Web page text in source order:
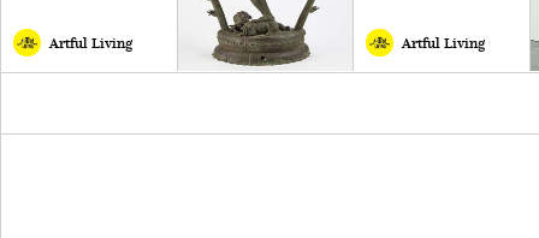
Artful Living Artful Living